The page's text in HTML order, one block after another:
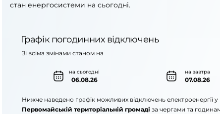
стан енергосистеми на сьогодні.
Графік погодинних відключень
на сьогодні
06.08.26
на завтра
07.08.26
Зі всіма змінами станом на
Нижче наведено графік можливих відключень електроенергії у
Первомайській територіальній громаді за чергами та